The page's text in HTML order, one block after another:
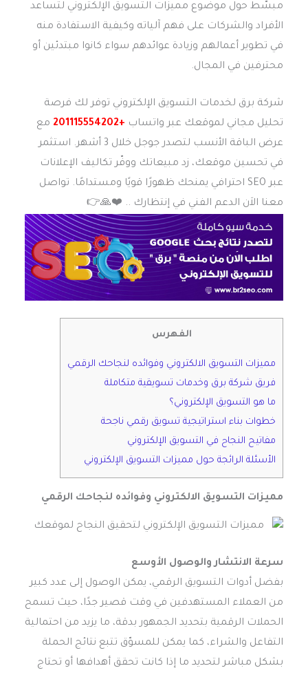
مبسّط حول موضوع مميزات التسويق الإلكتروني لتساعد
الأفراد والشركات على فهم آلياته وكيفية الاستفادة منه
في تطوير أعمالهم وزيادة عوائدهم سواء كانوا مبتدئين أو
محترفين في المجال.
شركة برق لخدمات التسويق الإلكتروني توفر لك فرصة
تحليل مجاني لموقعك عبر واتساب +201115554202
مع
عرض الباقة الأنسب لتصدر جوجل خلال 3 أشهر. استثمر
في تحسين موقعك، زد مبيعاتك ووفّر تكاليف الإعلانات
عبر SEO احترافي يمنحك ظهورًا قويًا ومستدامًا. تواصل
معنا الاَن الدعم الفني في إنتظارك .. ❤️️🙏👉
الفهرس
مميزات التسويق الالكتروني وفوائده لنجاحك الرقمي
فريق شركة برق وخدمات تسويقية متكاملة
ما هو التسويق الإلكتروني؟
خطوات بناء استراتيجية تسويق رقمي ناجحة
مفاتيح النجاح في التسويق الإلكتروني
الأسئلة الرائجة حول مميزات التسويق الإلكتروني
مميزات التسويق الالكتروني وفوائده لنجاحك الرقمي
سرعة الانتشار والوصول الأوسع
بفضل أدوات التسويق الرقمي، يمكن الوصول إلى عدد كبير
من العملاء المستهدفين في وقت قصير جدًا، حيث تسمح
الحملات الرقمية بتحديد الجمهور بدقة، ما يزيد من احتمالية
التفاعل والشراء، كما يمكن للمسوّق تتبع نتائج الحملة
بشكل مباشر لتحديد ما إذا كانت تحقق أهدافها أو تحتاج